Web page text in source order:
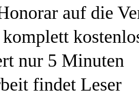
auf die
nur 5 Minuten
findet Leser